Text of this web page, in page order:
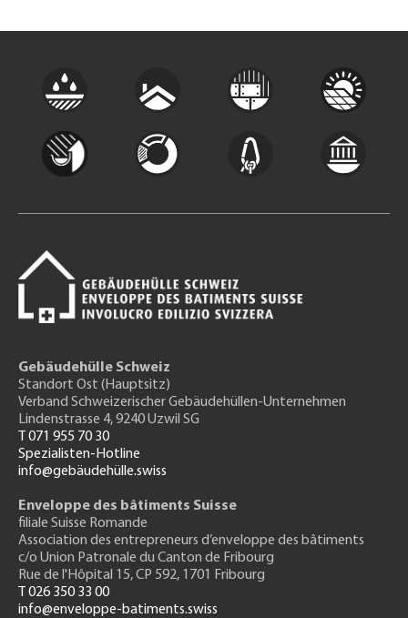
Gebäudehülle Schweiz
Standort Ost (Hauptsitz)
Verband Schweizerischer Gebäudehüllen-Unternehmen
Lindenstrasse 4, 9240 Uzwil SG
T 071 955 70 30
Spezialisten-Hotline
info@gebäudehülle.swiss
Enveloppe des bâtiments Suisse
filiale Suisse Romande
Association des entrepreneurs d’enveloppe des bâtiments
c/o Union Patronale du Canton de Fribourg
Rue de l'Hôpital 15, CP 592, 1701 Fribourg
T 026 350 33 00
info@enveloppe-batiments.swiss